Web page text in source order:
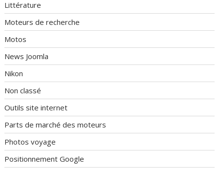
Littérature
Moteurs de recherche
Motos
News Joomla
Nikon
Non classé
Outils site internet
Parts de marché des moteurs
Photos voyage
Positionnement Google